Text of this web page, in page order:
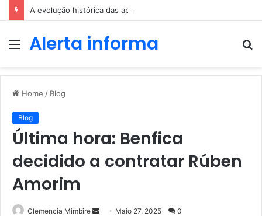
A evolução histórica das apostas ao longo dos séculos
MenuAlerta informa
Home / Blog
Blog
Última hora: Benfica
decidido a contratar Rúben
Amorim
Clemencia Mimbire
Send Maio 27, 2025 0